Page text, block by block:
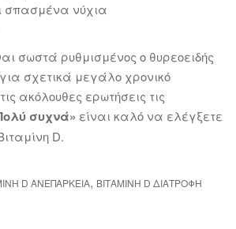
νύχια
σωστά ρυθμισμένος ο θυρεοειδής
σχετικά μεγάλο χρονικό
ακόλουθες ερωτήσεις τις
συχνά» είναι καλό να ελέγξετε
D.
D ΑΝΕΠΆΡΚΕΙΑ, ΒΙΤΑΜΊΝΗ D ΔΙΑΤΡΟΦΉ